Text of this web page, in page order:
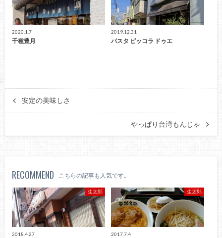
2020.1.7
千種豊月
2019.12.31
パスタ ピッコラ ドゥエ
安定の美味しさ
やっぱり台湾もんじゃ
RECOMMEND こちらの記事も人気です。
生太郎
2018.4.27
生太郎
2017.7.4